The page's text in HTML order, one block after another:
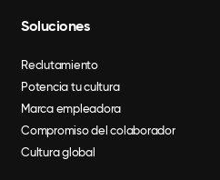
Soluciones
Reclutamiento
Potencia tu cultura
Marca empleadora
Compromiso del colaborador
Cultura global